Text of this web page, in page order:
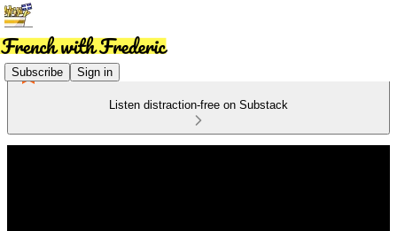
Subscribe Sign in
Listen distraction-free on Substack